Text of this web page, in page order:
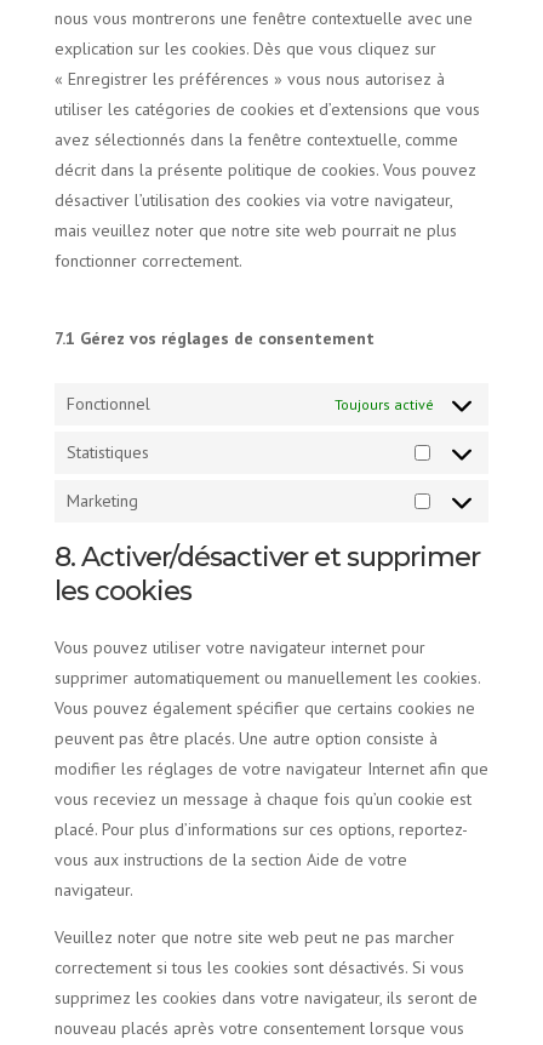
nous vous montrerons une fenêtre contextuelle avec une
explication sur les cookies. Dès que vous cliquez sur
« Enregistrer les préférences » vous nous autorisez à
utiliser les catégories de cookies et d’extensions que vous
avez sélectionnés dans la fenêtre contextuelle, comme
décrit dans la présente politique de cookies. Vous pouvez
désactiver l’utilisation des cookies via votre navigateur,
mais veuillez noter que notre site web pourrait ne plus
fonctionner correctement.
7.1 Gérez vos réglages de consentement
Fonctionnel Toujours activé
Statistiques
Statistiques
Marketing
Marketing
8. Activer/désactiver et supprimer
les cookies
Vous pouvez utiliser votre navigateur internet pour
supprimer automatiquement ou manuellement les cookies.
Vous pouvez également spécifier que certains cookies ne
peuvent pas être placés. Une autre option consiste à
modifier les réglages de votre navigateur Internet afin que
vous receviez un message à chaque fois qu’un cookie est
placé. Pour plus d’informations sur ces options, reportez-
vous aux instructions de la section Aide de votre
navigateur.
Veuillez noter que notre site web peut ne pas marcher
correctement si tous les cookies sont désactivés. Si vous
supprimez les cookies dans votre navigateur, ils seront de
nouveau placés après votre consentement lorsque vous